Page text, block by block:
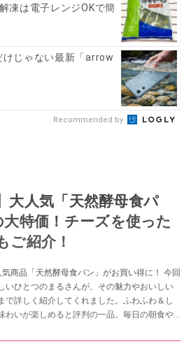
凍は電子レンジOKで簡
けじゃない最新「arrow
Recommended by
大人気「天然酵母食パ
特価！チーズを使った
ご紹介！
商品「天然酵母食パン」がお買い得に！ 今回
いひとつのまるさんが、その魅力やおいしい
で詳しく紹介してくれました。ふわふわ＆し
わいが楽しめると評判の一品。毎日の朝食や